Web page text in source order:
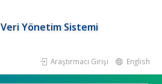
Yönetim Sistemi
Araştırmacı Girişi English